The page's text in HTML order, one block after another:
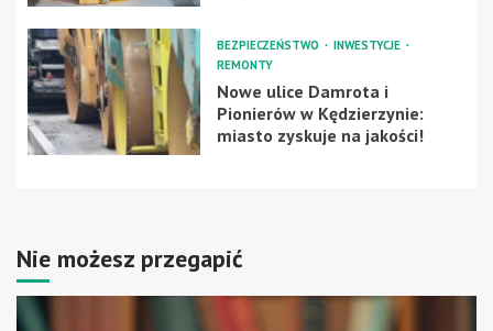
BEZPIECZEŃSTWO
INWESTYCJE
REMONTY
Nowe ulice Damrota i
Pionierów w Kędzierzynie:
miasto zyskuje na jakości!
Nie możesz przegapić